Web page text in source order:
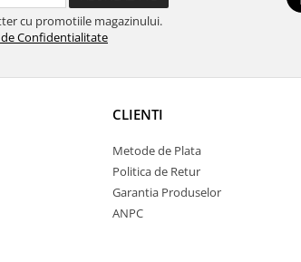
cu promotiile magazinului.
Confidentialitate
CLIENTI
Metode de Plata
Politica de Retur
Garantia Produselor
ANPC